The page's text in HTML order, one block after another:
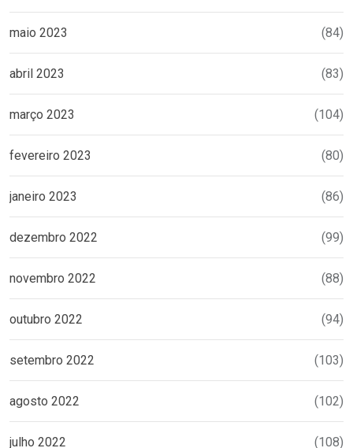
maio 2023 (84)
abril 2023 (83)
março 2023 (104)
fevereiro 2023 (80)
janeiro 2023 (86)
dezembro 2022 (99)
novembro 2022 (88)
outubro 2022 (94)
setembro 2022 (103)
agosto 2022 (102)
julho 2022 (108)